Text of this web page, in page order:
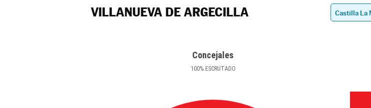
VILLANUEVA DE ARGECILLA
Concejales
100%ESCRUTADO